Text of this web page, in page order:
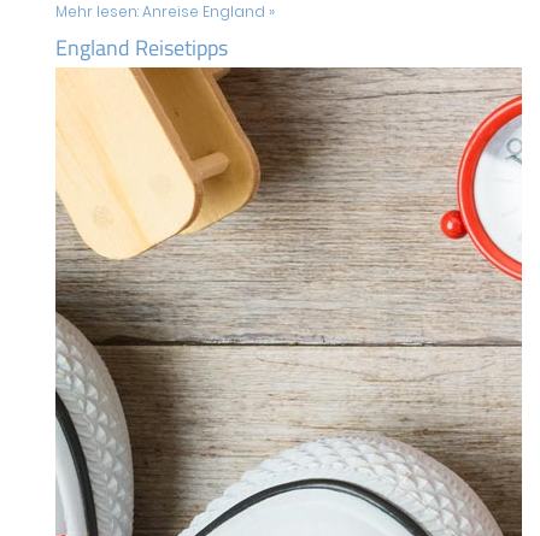
Mehr lesen:Anreise England »
England Reisetipps